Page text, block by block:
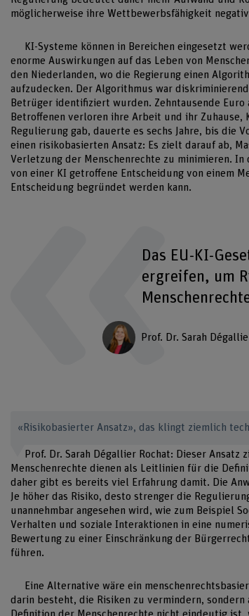
möglicherweise ihre Wettbewerbsfähigkeit
KI-Systeme können in Bereichen eingesetzt
enorme Auswirkungen auf das Leben von
den Niederlanden, wo die Regierung einen
aufzudecken. Der Algorithmus war
Betrüger identifiziert wurden. Zehntausende
Betroffenen verloren ihre Arbeit und ihr Zuhause,
Regulierung gab, dauerte es sechs Jahre, bis die
einen risikobasierten Ansatz: Es zielt darauf ab,
Verletzung der Menschenrechte zu minimieren.
von einer KI getroffene Entscheidung von einem
Entscheidung begründet werden kann.
Das EU-KI-
ergreifen, um
Prof. Dr. Sarah
«Risikobasierter Ansatz», das klingt ziemlich
Prof. Dr. Sarah Dégallier Rochat: Dieser
Menschenrechte dienen als Leitlinien für die
daher gibt es bereits viel Erfahrung damit. Die
Je höher das Risiko, desto strenger die
unannehmbar angesehen wird, wie zum Beispiel
Verhalten und soziale Interaktionen in eine
Bewertung zu einer Einschränkung der
führen.
Eine Alternative wäre ein
darin besteht, die Risiken zu vermindern,